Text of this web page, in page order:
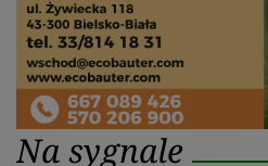
Na sygnale